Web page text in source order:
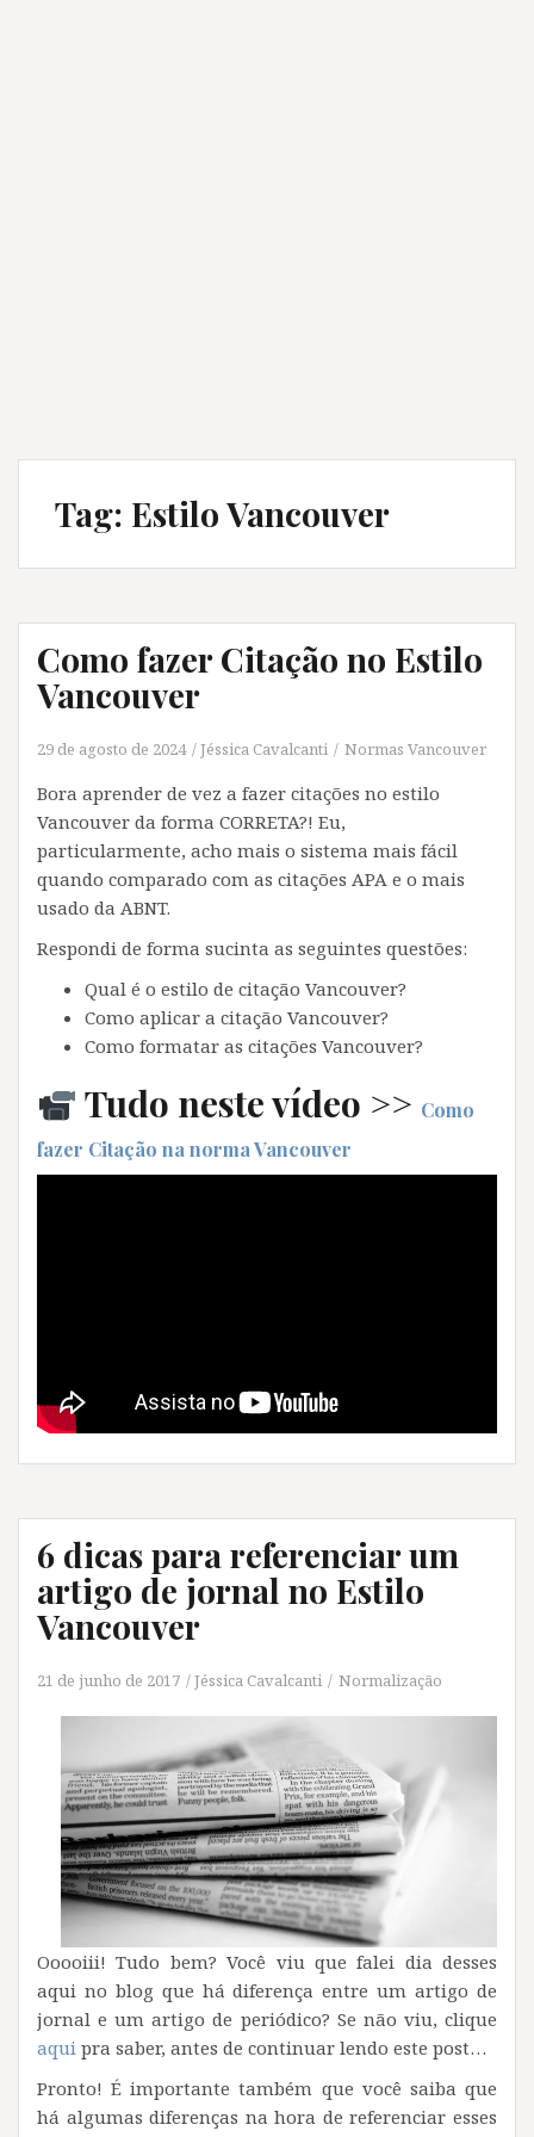
Tag: Estilo Vancouver
Como fazer Citação no Estilo
Vancouver
29 de agosto de 2024 Jéssica Cavalcanti Normas Vancouver
Bora aprender de vez a fazer citações no estilo
Vancouver da forma CORRETA?! Eu,
particularmente, acho mais o sistema mais fácil
quando comparado com as citações APA e o mais
usado da ABNT.
Respondi de forma sucinta as seguintes questões:
Qual é o estilo de citação Vancouver?
Como aplicar a citação Vancouver?
Como formatar as citações Vancouver?
Tudo neste vídeo >> Como
fazer Citação na norma Vancouver
6 dicas para referenciar um
artigo de jornal no Estilo
Vancouver
21 de junho de 2017 Jéssica Cavalcanti Normalização
Ooooiii! Tudo bem? Você viu que falei dia desses
aqui no blog que há diferença entre um artigo de
jornal e um artigo de periódico? Se não viu, clique
aqui pra saber, antes de continuar lendo este post…
Pronto! É importante também que você saiba que
há algumas diferenças na hora de referenciar esses